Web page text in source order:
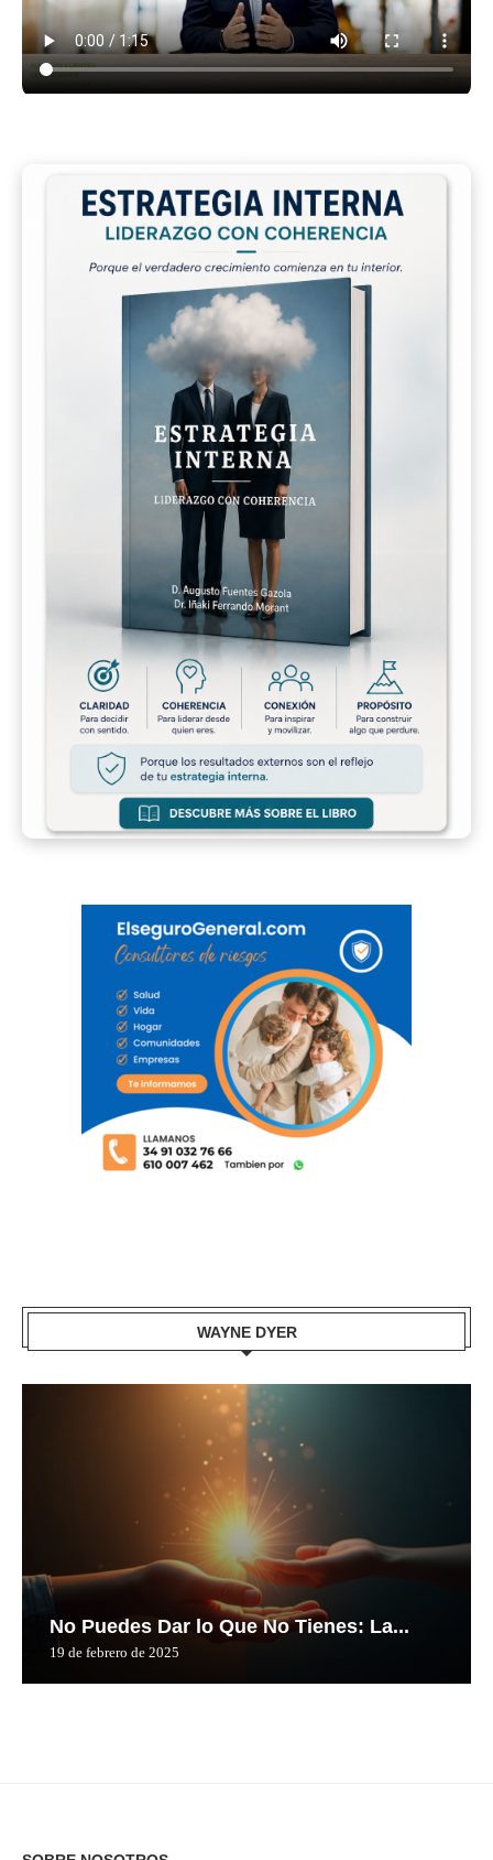
WAYNE DYER
No Puedes Dar lo Que No Tienes: La...
19 de febrero de 2025